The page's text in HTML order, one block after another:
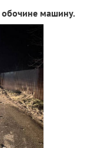
обочине машину.